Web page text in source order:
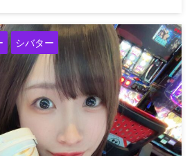
シバター